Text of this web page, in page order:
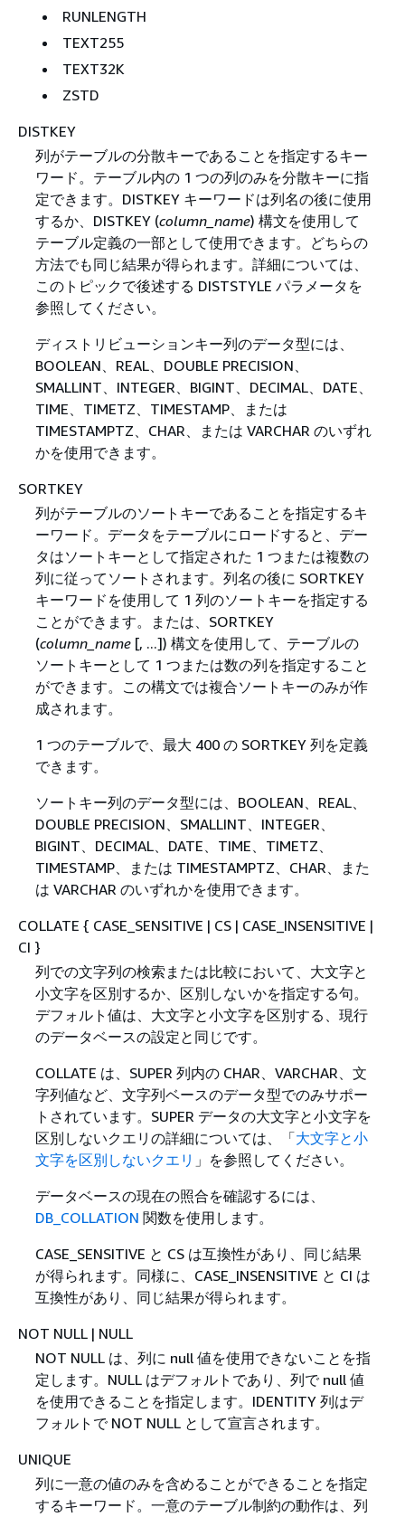
RUNLENGTH
TEXT255
TEXT32K
ZSTD
DISTKEY
列がテーブルの分散キーであることを指定するキー
ワード。テーブル内の 1 つの列のみを分散キーに指
定できます。DISTKEY キーワードは列名の後に使用
するか、DISTKEY (column_name) 構文を使用して
テーブル定義の一部として使用できます。どちらの
方法でも同じ結果が得られます。詳細については、
このトピックで後述する DISTSTYLE パラメータを
参照してください。
ディストリビューションキー列のデータ型には、
BOOLEAN、REAL、DOUBLE PRECISION、
SMALLINT、INTEGER、BIGINT、DECIMAL、DATE、
TIME、TIMETZ、TIMESTAMP、または
TIMESTAMPTZ、CHAR、または VARCHAR のいずれ
かを使用できます。
SORTKEY
列がテーブルのソートキーであることを指定するキ
ーワード。データをテーブルにロードすると、デー
タはソートキーとして指定された 1 つまたは複数の
列に従ってソートされます。列名の後に SORTKEY
キーワードを使用して 1 列のソートキーを指定する
ことができます。または、SORTKEY
(column_name[, ...]) 構文を使用して、テーブルの
ソートキーとして 1 つまたは数の列を指定すること
ができます。この構文では複合ソートキーのみが作
成されます。
1 つのテーブルで、最大 400 の SORTKEY 列を定義
できます。
ソートキー列のデータ型には、BOOLEAN、REAL、
DOUBLE PRECISION、SMALLINT、INTEGER、
BIGINT、DECIMAL、DATE、TIME、TIMETZ、
TIMESTAMP、または TIMESTAMPTZ、CHAR、また
は VARCHAR のいずれかを使用できます。
COLLATE { CASE_SENSITIVE | CS | CASE_INSENSITIVE |
CI }
列での文字列の検索または比較において、大文字と
小文字を区別するか、区別しないかを指定する句。
デフォルト値は、大文字と小文字を区別する、現行
のデータベースの設定と同じです。
COLLATE は、SUPER 列内の CHAR、VARCHAR、文
字列値など、文字列ベースのデータ型でのみサポー
トされています。SUPER データの大文字と小文字を
区別しないクエリの詳細については、「大文字と小
文字を区別しないクエリ 」を参照してください。
データベースの現在の照合を確認するには、
DB_COLLATION 関数を使用します。
CASE_SENSITIVE と CS は互換性があり、同じ結果
が得られます。同様に、CASE_INSENSITIVE と CI は
互換性があり、同じ結果が得られます。
NOT NULL | NULL
NOT NULL は、列に null 値を使用できないことを指
定します。NULL はデフォルトであり、列で null 値
を使用できることを指定します。IDENTITY 列はデ
フォルトで NOT NULL として宣言されます。
UNIQUE
列に一意の値のみを含めることができることを指定
するキーワード。一意のテーブル制約の動作は、列